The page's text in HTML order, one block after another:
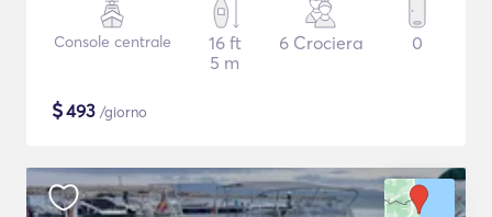
Console centrale
16 ft
5 m
6 Crociera 0
$493 /giorno